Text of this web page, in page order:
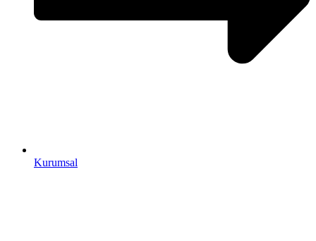
Kurumsal